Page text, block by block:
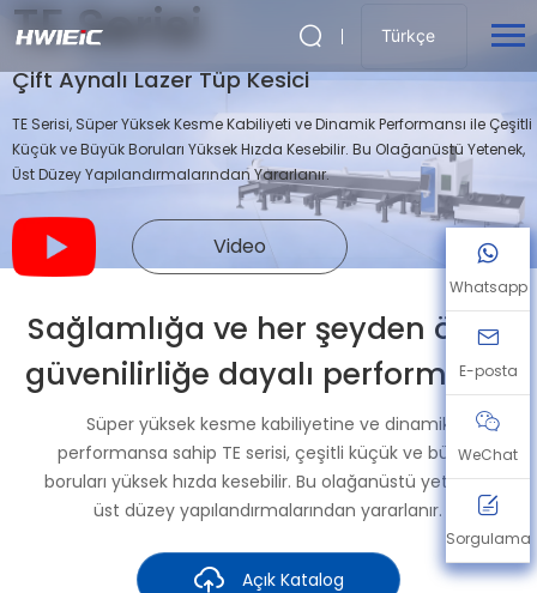
Türkçe
TE Serisi
Çift Aynalı Lazer Tüp Kesici
TE Serisi, Süper Yüksek Kesme Kabiliyeti ve Dinamik Performansı ile Çeşitli
Küçük ve Büyük Boruları Yüksek Hızda Kesebilir. Bu Olağanüstü Yetenek,
Üst Düzey Yapılandırmalarından Yararlanır.
Video
Sağlamlığa ve her şeyden önce
güvenilirliğe dayalı performans.
Süper yüksek kesme kabiliyetine ve dinamik
performansa sahip TE serisi, çeşitli küçük ve büyük
boruları yüksek hızda kesebilir. Bu olağanüstü yetenek,
üst düzey yapılandırmalarından yararlanır.
Açık Katalog
Whatsapp
E-posta
WeChat
Sorgulama